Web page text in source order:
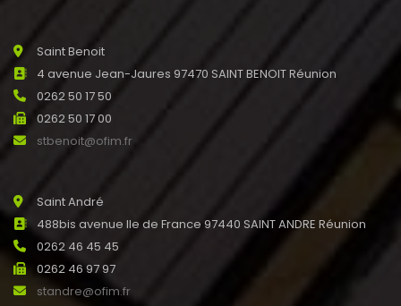
Saint Benoit
4 avenue Jean-Jaures 97470 SAINT BENOIT Réunion
0262 50 17 50
0262 50 17 00
stbenoit@ofim.fr
Saint André
488bis avenue Ile de France 97440 SAINT ANDRE Réunion
0262 46 45 45
0262 46 97 97
standre@ofim.fr